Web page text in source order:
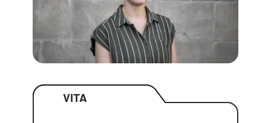
VITA